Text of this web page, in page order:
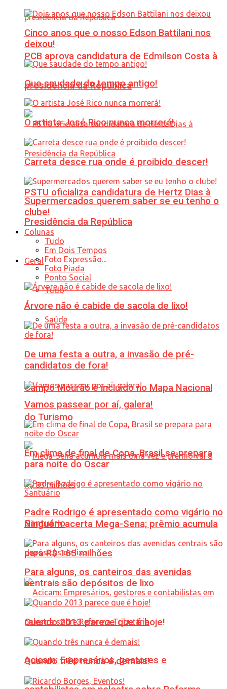
PCB aprova candidatura de Edmilson Costa à
presidência da República
PSTU oficializa candidatura de Hertz Dias à
Presidência da República
Geral
Tudo
Saúde
Campo Mourão é incluído no Mapa Nacional
do Turismo
Ninguém acerta Mega-Sena; prêmio acumula
para R$ 165 milhões
Acicam: Empresários, gestores e
Cinco anos que o nosso Edson Battilani nos
deixou!
Que saudade do tempo antigo!
O artista José Rico nunca morrerá!
Carreta desce rua onde é proibido descer!
Supermercados querem saber se eu tenho o
clube!
Colunas
Tudo
Em Dois Tempos
Foto Expressão...
Foto Piada
Ponto Social
Árvore não é cabide de sacola de lixo!
De uma festa a outra, a invasão de pré-
candidatos de fora!
Vamos passear por aí, galera!
Em clima de final de Copa, Brasil se prepara
para noite do Oscar
Padre Rodrigo é apresentado como vigário no
Santuário
Para alguns, os canteiros das avenidas
centrais são depósitos de lixo
Quando 2013 parece que é hoje!
Quando três nunca é demais!